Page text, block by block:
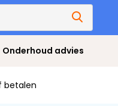
Onderhoud advies
betalen